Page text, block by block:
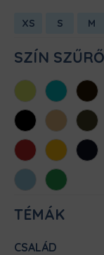
XS S M
SZÍN SZŰRŐ
AlmazöldAtollkék
FeketeHomokKhaki
Piros Sárga
Világoskék
Zöld
TÉMÁK
CSALÁD